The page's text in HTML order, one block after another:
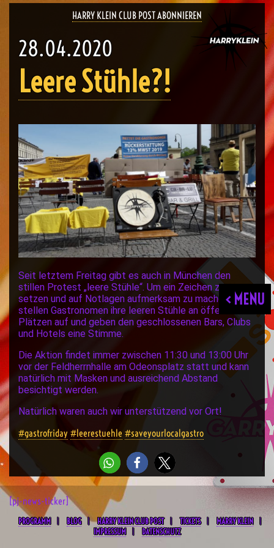
HARRY KLEIN CLUB POST ABONNIEREN
< MENU
28.04.2020
Leere Stühle?!
Seit letztem Freitag gibt es auch in München den
stillen Protest „leere Stühle“. Um ein Zeichen zu
setzen und auf Notlagen aufmerksam zu machen,
stellen Gastronomen ihre leeren Stühle an öffentlichen
Plätzen auf und geben den geschlossenen Bars, Clubs
und Hotels eine Stimme.
Die Aktion findet immer zwischen 11:30 und 13:00 Uhr
vor der Feldherrnhalle am Odeonsplatz statt und kann
natürlich mit Masken und ausreichend Abstand
besichtigt werden.
Natürlich waren auch wir unterstützend vor Ort!
#gastrofriday #leerestuehle #saveyourlocalgastro
[pj-news-ticker]
PROGRAMM BLOG HARRY KLEIN CLUB POST TICKETS
MARRY KLEIN
IMPRESSUM
DATENSCHUTZ